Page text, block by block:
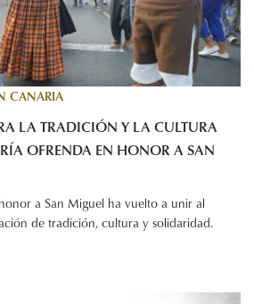
CANARIA
LA TRADICIÓN Y LA CULTURA
OFRENDA EN HONOR A SAN
a San Miguel ha vuelto a unir al
de tradición, cultura y solidaridad.